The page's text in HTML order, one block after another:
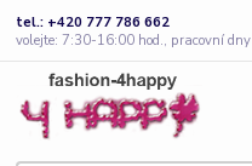
tel.: +420 777 786 662
volejte: 7:30-16:00 hod., pracovní dny